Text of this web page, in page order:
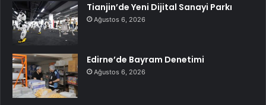
Tianjin’de Yeni Dijital Sanayi Parkı
Ağustos 6, 2026
Edirne’de Bayram Denetimi
Ağustos 6, 2026